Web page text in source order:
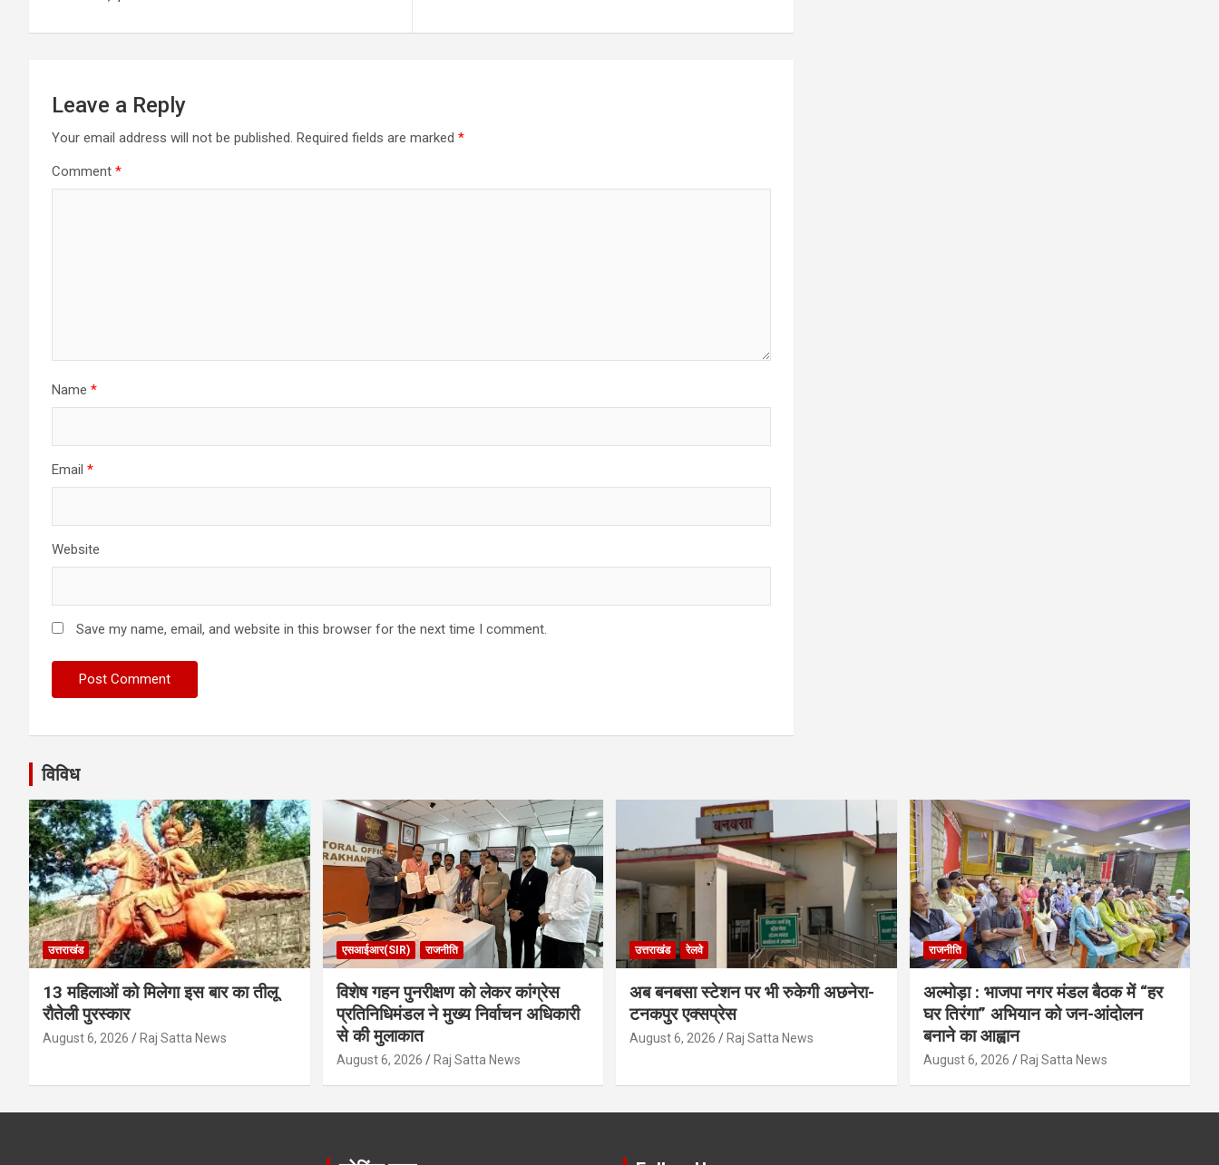
Leave a Reply
Your email address will not be published. Required fields are marked *
Comment *
Name *
Email *
Website
Save my name, email, and website in this browser for the next time I comment.
विविध
उत्तराखंड
13 महिलाओं को मिलेगा इस बार का तीलू
रौतेली पुरस्कार
August 6, 2026 Raj Satta News
एसआईआर(SIR) राजनीति
विशेष गहन पुनरीक्षण को लेकर कांग्रेस
प्रतिनिधिमंडल ने मुख्य निर्वाचन अधिकारी
से की मुलाकात
August 6, 2026 Raj Satta News
उत्तराखंड रेलवे
अब बनबसा स्टेशन पर भी रुकेगी अछनेरा-
टनकपुर एक्सप्रेस
August 6, 2026 Raj Satta News
राजनीति
अल्मोड़ा : भाजपा नगर मंडल बैठक में “हर
घर तिरंगा” अभियान को जन-आंदोलन
बनाने का आह्वान
August 6, 2026 Raj Satta News